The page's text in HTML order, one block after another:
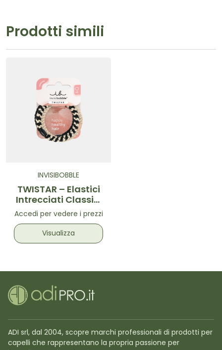
Prodotti simili
INVISIBOBBLE
TWISTAR – Elastici
Intrecciati Classici
3 pz
Accedi per vedere i prezzi
Visualizza
ADI srl, dal 2004, scopre marchi professionali di prodotti per
capelli che rappresentano la propria passione per